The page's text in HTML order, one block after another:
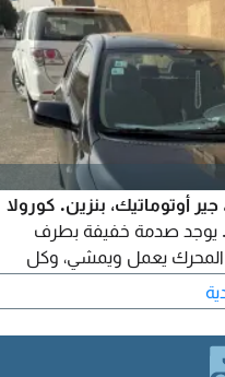
للبيع، جير أوتوماتيك، بنزين. كورولا
يوجد صدمة خفيفة بطرف
مع رش تجميلي. العداد 392. المحرك يعمل ويمشي، وكل